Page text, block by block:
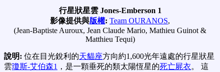
行星狀星雲 Jones-Emberson 1
影像提供與版權: Team OURANOS,
(Jean-Baptiste Auroux, Jean Claude Mario, Mathieu Guinot &
Matthieu Tequi)
說明: 位在目光銳利的天貓座方向約1,600光年遠處的行星狀星
雲瓊斯-艾伯森1 ，是一顆垂死的類太陽恆星的死亡屍衣。 這